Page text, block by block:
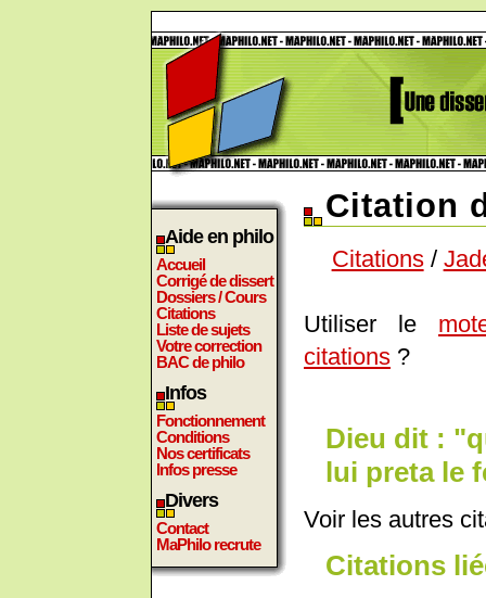
Aide en philo
Accueil
Corrigé de dissert
Dossiers / Cours
Citations
Liste de sujets
Votre correction
BAC de philo
Infos
Fonctionnement
Conditions
Nos certificats
Infos presse
Divers
Contact
MaPhilo recrute
Citation
Citations/
Utiliser le
citations ?
Dieu dit :
lui preta le
Voir les autres
Citations